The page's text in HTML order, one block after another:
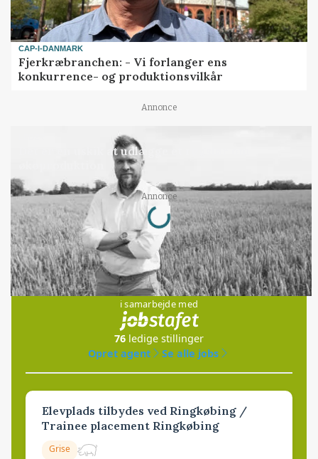
CAP-I-DANMARK
Fjerkræbranchen: - Vi forlanger ens
konkurrence- og produktionsvilkår
Annonce
Det er en uskik at udlægge et røgslør om
Annonce
Loading...
Jobs
i samarbejde med
76 ledige stillinger
Opret agent
Se alle jobs
Elevplads tilbydes ved Ringkøbing /
Trainee placement Ringkøbing
Grise